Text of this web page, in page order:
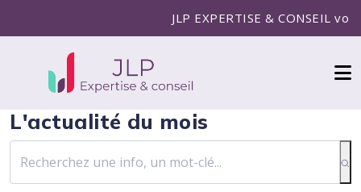
JLP EXPERTISE & CONSEIL
L'actualité du mois